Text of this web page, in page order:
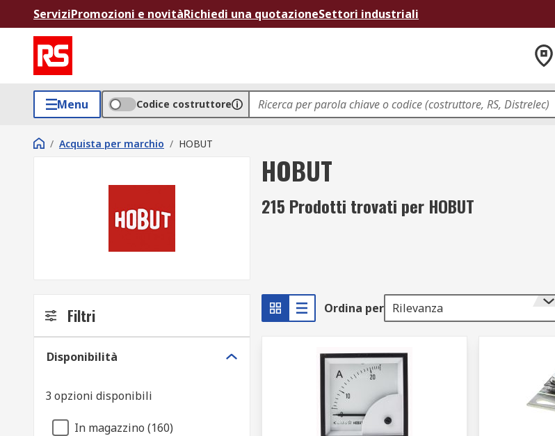
ServiziPromozioni e novitàRichiedi una quotazioneSettori industriali
Menu Codice costruttore
/ Acquista per marchio / HOBUT
HOBUT
215 Prodotti trovati per HOBUT
Filtri
Disponibilità
3 opzioni disponibili
In magazzino (160)
Ordina per Rilevanza